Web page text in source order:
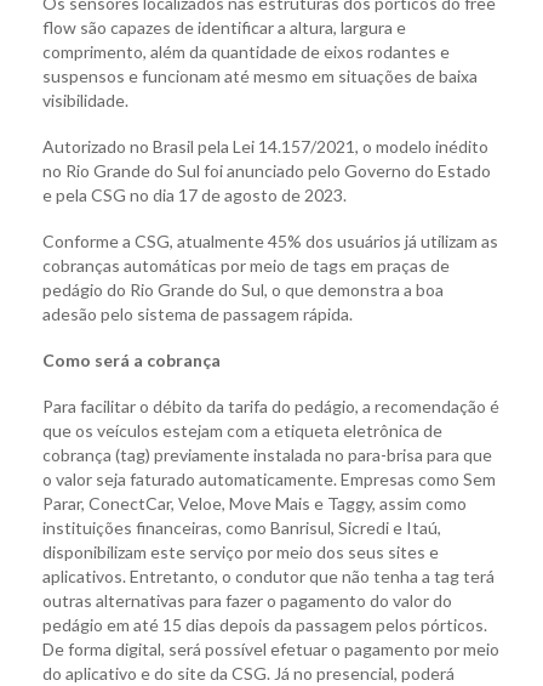
flow são capazes de identificar a altura, largura e
comprimento, além da quantidade de eixos rodantes e
suspensos e funcionam até mesmo em situações de baixa
visibilidade.
Autorizado no Brasil pela Lei 14.157/2021, o modelo inédito
no Rio Grande do Sul foi anunciado pelo Governo do Estado
e pela CSG no dia 17 de agosto de 2023.
Conforme a CSG, atualmente 45% dos usuários já utilizam as
cobranças automáticas por meio de tags em praças de
pedágio do Rio Grande do Sul, o que demonstra a boa
adesão pelo sistema de passagem rápida.
Como será a cobrança
Para facilitar o débito da tarifa do pedágio, a recomendação é
que os veículos estejam com a etiqueta eletrônica de
cobrança (tag) previamente instalada no para-brisa para que
o valor seja faturado automaticamente. Empresas como Sem
Parar, ConectCar, Veloe, Move Mais e Taggy, assim como
instituições financeiras, como Banrisul, Sicredi e Itaú,
disponibilizam este serviço por meio dos seus sites e
aplicativos. Entretanto, o condutor que não tenha a tag terá
outras alternativas para fazer o pagamento do valor do
pedágio em até 15 dias depois da passagem pelos pórticos.
De forma digital, será possível efetuar o pagamento por meio
do aplicativo e do site da CSG. Já no presencial, poderá